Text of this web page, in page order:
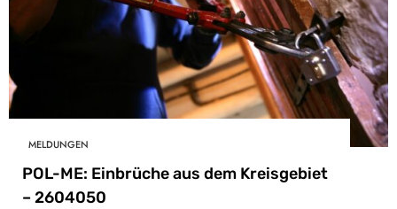
MELDUNGEN
POL-ME: Einbrüche aus dem Kreisgebiet
– 2604050